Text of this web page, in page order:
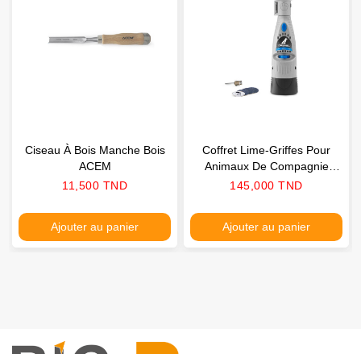
Ciseau À Bois Manche Bois
ACEM
Prix
11,500 TND
Ajouter au panier
Coffret Lime-Griffes Pour
Animaux De Compagnie
DREMEL
Prix
145,000 TND
Ajouter au panier